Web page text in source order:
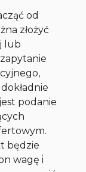
od
złożyć
lub
podanie
będzie
wagę i